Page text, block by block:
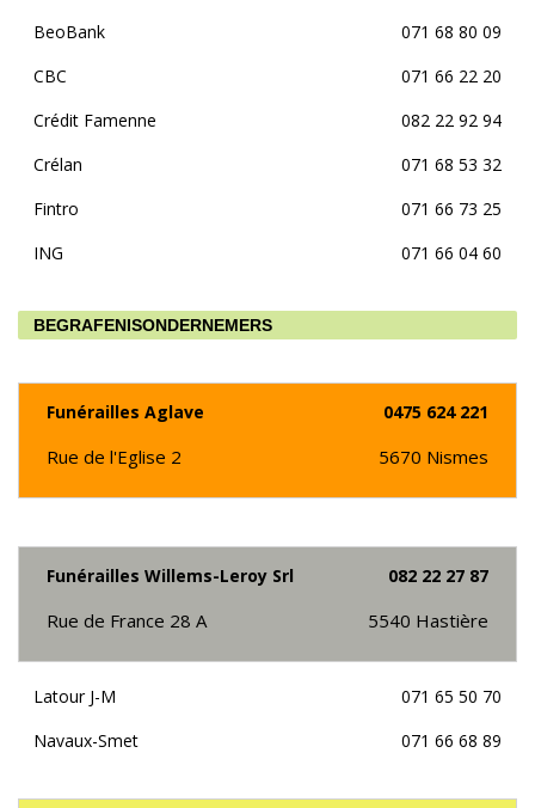
BeoBank
071 68 80 09
CBC
071 66 22 20
Crédit Famenne
082 22 92 94
Crélan
071 68 53 32
Fintro
071 66 73 25
ING
071 66 04 60
BEGRAFENISONDERNEMERS
Funérailles Aglave 0475 624 221
Rue de l'Eglise 2 5670 Nismes
Funérailles Willems-Leroy Srl 082 22 27 87
Rue de France 28 A 5540 Hastière
Latour J-M
071 65 50 70
Navaux-Smet
071 66 68 89